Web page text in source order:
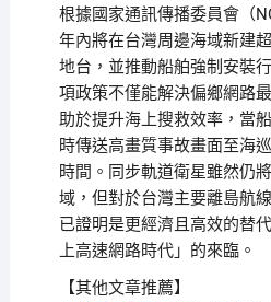
根據國家通訊傳播委員會（
年內將在台灣周邊海域新建
地台，並推動船舶強制安裝
項政策不僅能解決偏鄉網路
助於提升海上搜救效率，當
時傳送高畫質事故畫面至海
時間。同步軌道衛星雖然仍
域，但對於台灣主要離島航
已證明是更經濟且高效的替
上高速網路時代」的來臨。
【其他文章推薦】